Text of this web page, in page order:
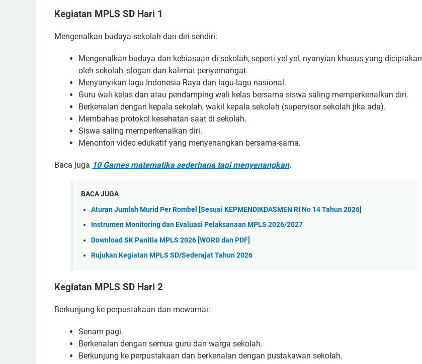
Kegiatan MPLS SD Hari 1
Mengenalkan budaya sekolah dan diri sendiri:
Mengenalkan budaya dan kebiasaan di sekolah, seperti yel-yel, nyanyian khusus yang diciptakan
oleh sekolah, slogan dan kalimat penyemangat.
Menyanyikan lagu Indonesia Raya dan lagu-lagu nasional.
Guru wali kelas dan atau pendamping wali kelas bersama siswa saling memperkenalkan diri.
Berkenalan dengan kepala sekolah, wakil kepala sekolah (supervisor sekolah jika ada).
Membahas protokol kesehatan saat di sekolah.
Siswa saling memperkenalkan diri.
Menonton video edukatif yang menyenangkan bersama-sama.
Baca juga 10 Games matematika sederhana tapi menyenangkan.
BACA JUGA
Aturan Jumlah Murid Per Rombel [Sesuai KEPMENDIKDASMEN RI No 14 Tahun 2026]
Instrumen Monitoring dan Evaluasi Pelaksanaan MPLS 2026/2027
Download SK Panitia MPLS 2026 [WORD dan PDF]
Rujukan Kegiatan MPLS SD/Sederajat Tahun 2026
Kegiatan MPLS SD Hari 2
Berkunjung ke perpustakaan dan mewarnai:
Senam pagi.
Berkenalan dengan semua guru dan warga sekolah.
Berkunjung ke perpustakaan dan berkenalan dengan pustakawan sekolah.